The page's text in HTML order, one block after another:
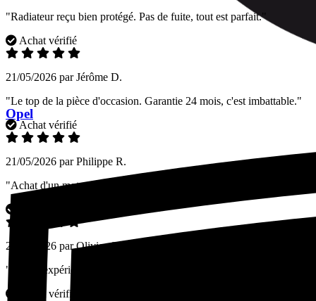
Opel
"Radiateur reçu bien protégé. Pas de fuite, tout est parfait."
Achat vérifié
21/05/2026 par Jérôme D.
"Le top de la pièce d'occasion. Garantie 24 mois, c'est imbattable."
Achat vérifié
21/05/2026 par Philippe R.
"Achat d'un moteur complet. Tourne comme une horloge. Merci !"
21/05/2026 par Olivier C.
"Bonne expérience globale. Site fluide et sécurisé."
Achat vérifié